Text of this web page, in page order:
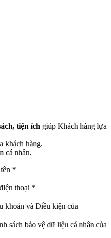
tiện ích giúp Khách hàng lựa
khách hàng.
cá nhân.
*
thoại *
khoản và Điều kiện của
sách bảo vệ dữ liệu cá nhân của